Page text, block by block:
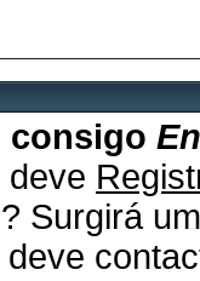
consigo
deve
Surgirá